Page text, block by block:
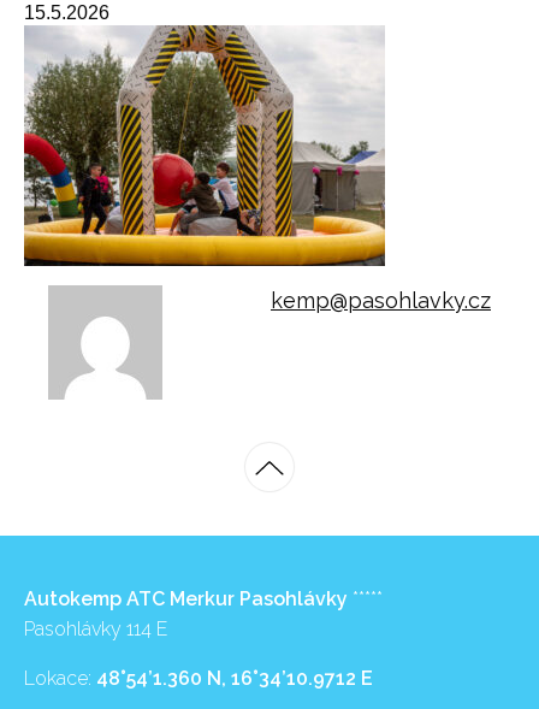
15.5.2026
kemp@pasohlavky.cz
Autokemp ATC Merkur Pasohlávky *****
Pasohlávky 114 E
Lokace: 48°54’1.360 N, 16°34’10.9712 E